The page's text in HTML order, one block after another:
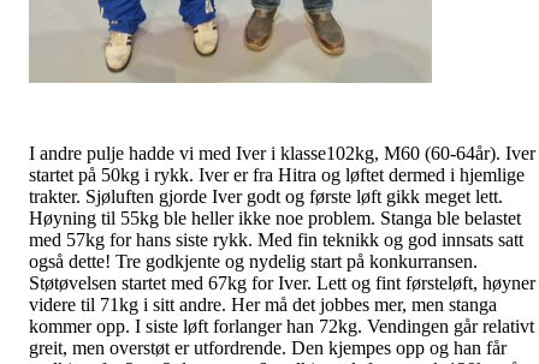
I andre pulje hadde vi med Iver i klasse102kg, M60 (60-64år). Iver
startet på 50kg i rykk. Iver er fra Hitra og løftet dermed i hjemlige
trakter. Sjøluften gjorde Iver godt og første løft gikk meget lett.
Høyning til 55kg ble heller ikke noe problem. Stanga ble belastet
med 57kg for hans siste rykk. Med fin teknikk og god innsats satt
også dette! Tre godkjente og nydelig start på konkurransen.
Støtøvelsen startet med 67kg for Iver. Lett og fint førsteløft, høyner
videre til 71kg i sitt andre. Her må det jobbes mer, men stanga
kommer opp. I siste løft forlanger han 72kg. Vendingen går relativt
greit, men overstøt er utfordrende. Den kjempes opp og han får